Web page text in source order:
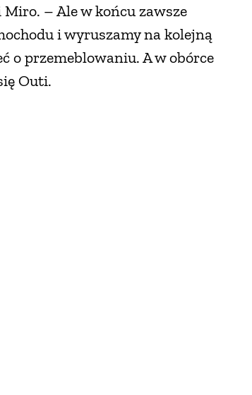
– Ale w końcu zawsze
i wyruszamy na kolejną
o przemeblowaniu. A w obórce
Outi.